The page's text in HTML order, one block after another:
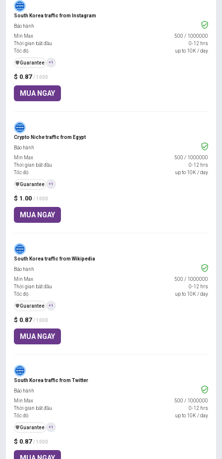
South Korea traffic from Instagram
$ 0.87 / 1000
MUA NGAY
Bảo hành
Min Max
500 / 1000000
Thời gian bắt đầu
0-12 hrs
Tốc độ
up to 10K / day
️🛡️Guarantee +1
Crypto Niche traffic from Egypt
$ 1.00 / 1000
MUA NGAY
Bảo hành
Min Max
500 / 1000000
Thời gian bắt đầu
0-12 hrs
Tốc độ
up to 10K / day
️🛡️Guarantee +1
South Korea traffic from Wikipedia
$ 0.87 / 1000
MUA NGAY
Bảo hành
Min Max
500 / 1000000
Thời gian bắt đầu
0-12 hrs
Tốc độ
up to 10K / day
️🛡️Guarantee +1
South Korea traffic from Twitter
$ 0.87 / 1000
Bảo hành
Min Max
500 / 1000000
Thời gian bắt đầu
0-12 hrs
Tốc độ
up to 10K / day
️🛡️Guarantee +1